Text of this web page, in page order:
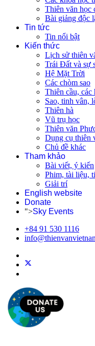
Thiên văn học
Bài giảng độc
Tin tức
Tin nổi bật
Kiến thức
Lịch sử thiên
Trái Đất và sự
Hệ Mặt Trời
Các chòm sao
Thiên cầu, các
Sao, tinh vân,
Thiên hà
Vũ trụ học
Thiên văn
Dụng cụ thiên
Chủ đề khác
Tham khảo
Bài viết, ý kiến
Phim, tài liệu,
Giải trí
English website
Donate
">Sky Events
+84 91 530 1116